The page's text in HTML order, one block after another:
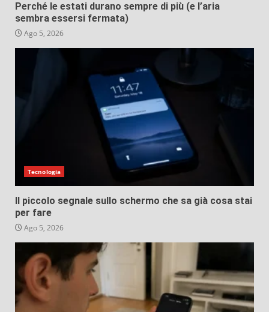
Perché le estati durano sempre di più (e l’aria
sembra essersi fermata)
Ago 5, 2026
Tecnologia
Il piccolo segnale sullo schermo che sa già cosa stai
per fare
Ago 5, 2026